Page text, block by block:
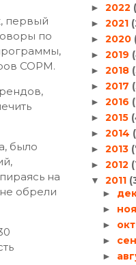
первый
по
СОРМ.
было
на
обрели
► 2022
► 2021
► 2020
► 2019
► 2018
► 2017
► 2016
► 2015
► 2014
► 2013
► 2012
▼ 2011
►
►
►
►
►